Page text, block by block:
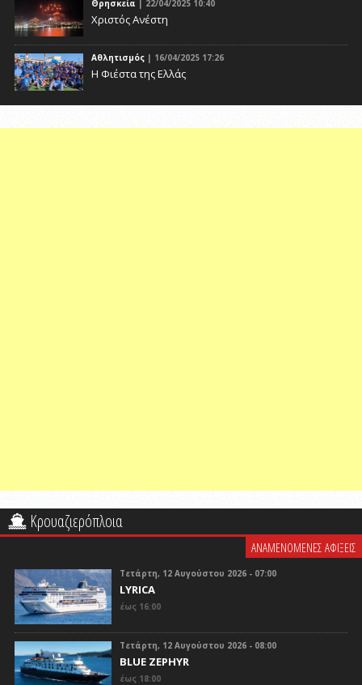
Θρησκεία | 22/04/2025 10:40
Χριστός Ανέστη
Αθλητισμός | 16/04/2025 17:26
Η Φιέστα της Ελλάς
Κρουαζιερόπλοια
ΑΝΑΜΕΝΟΜΕΝΕΣ ΑΦΙΞΕΙΣ
Τετάρτη, 12 Αυγούστου 2026 - 07:00
LYRICA
έως 16:00
Τετάρτη, 12 Αυγούστου 2026 - 08:00
BLUE ZEPHYR
έως 18:00